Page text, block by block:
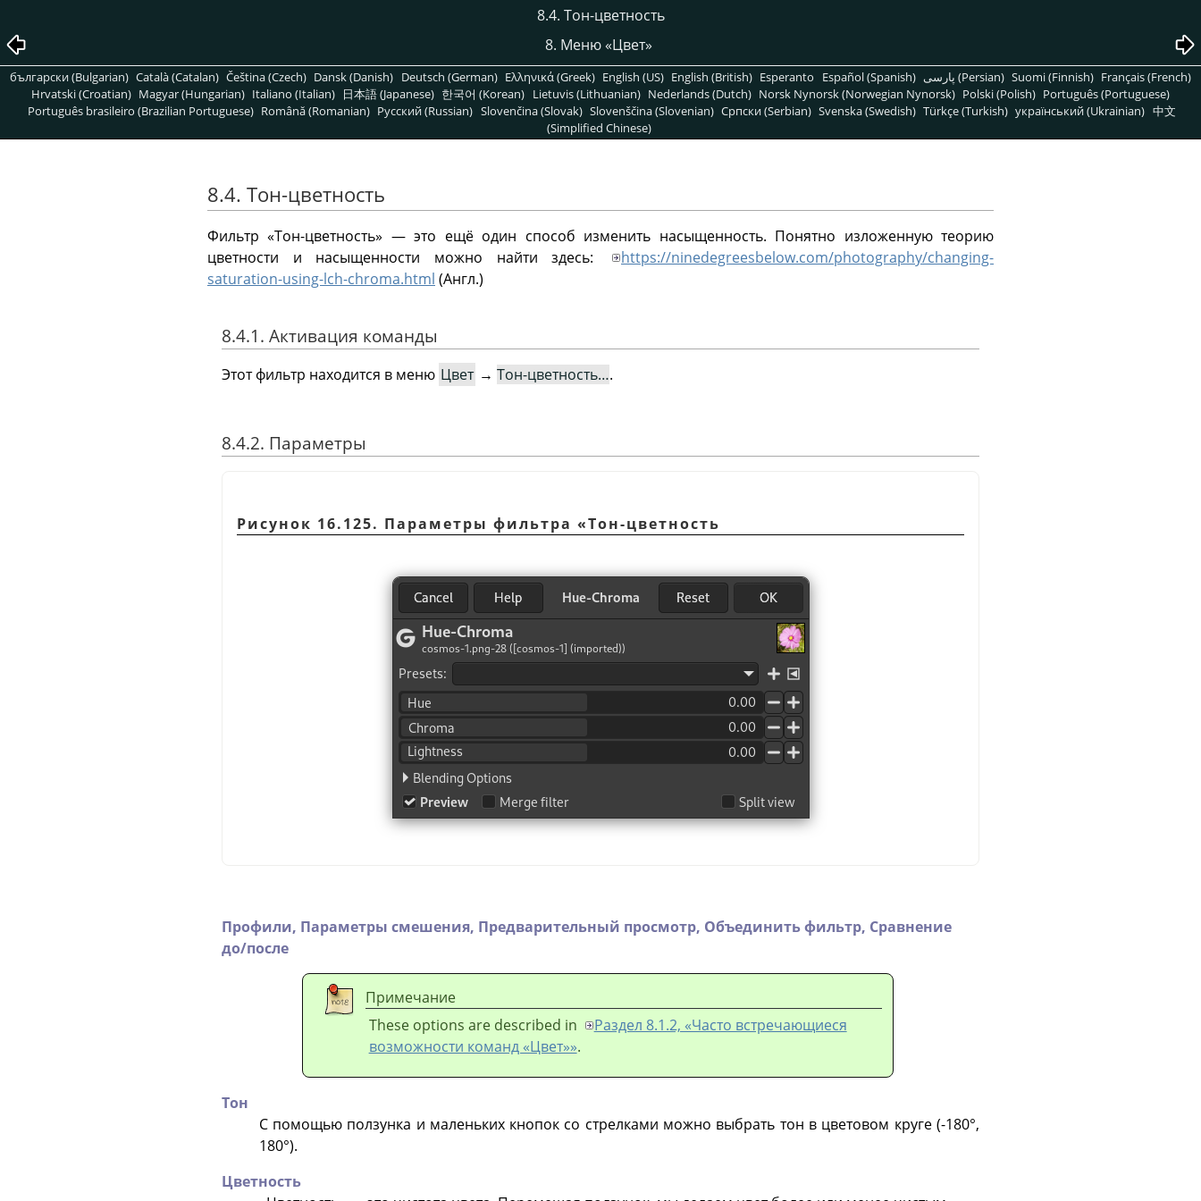
8.4. Тон-цветность
8. Меню «Цвет»
български (Bulgarian) Català (Catalan) Čeština (Czech) Dansk (Danish) Deutsch (German) Ελληνικά (Greek) English (US) English (British) Esperanto Español (Spanish) پارسی (Persian) Suomi (Finnish) Français (French)
Hrvatski (Croatian) Magyar (Hungarian) Italiano (Italian) 日本語 (Japanese) 한국어 (Korean) Lietuvis (Lithuanian) Nederlands (Dutch) Norsk Nynorsk (Norwegian Nynorsk) Polski (Polish) Português (Portuguese)
Português brasileiro (Brazilian Portuguese) Română (Romanian) Pусский (Russian) Slovenčina (Slovak) Slovenščina (Slovenian) Српски (Serbian) Svenska (Swedish) Türkçe (Turkish) український (Ukrainian) 中文
(Simplified Chinese)
8.4. Тон-цветность
Фильтр «Тон-цветность» — это ещё один способ изменить насыщенность. Понятно изложенную теорию
цветности и насыщенности можно найти здесь:
https://ninedegreesbelow.com/photography/changing-
saturation-using-lch-chroma.html (Англ.)
8.4.1. Активация команды
Этот фильтр находится в меню Цвет → Тон-цветность….
8.4.2. Параметры
Рисунок 16.125. Параметры фильтра «Тон-цветность
Профили, Параметры смешения, Предварительный просмотр, Объединить фильтр, Сравнение
до/после
Примечание
These options are described in
Раздел 8.1.2, «Часто встречающиеся
возможности команд «Цвет»».
Тон
С помощью ползунка и маленьких кнопок со стрелками можно выбрать тон в цветовом круге (-180°,
180°).
Цветность